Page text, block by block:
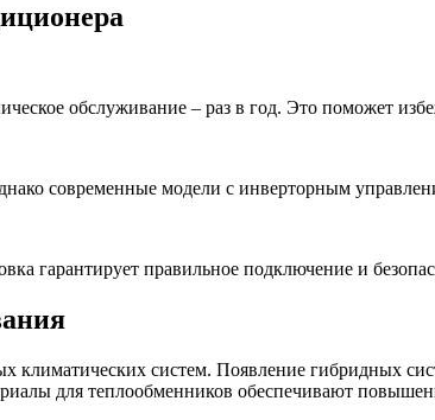
обслуживание – раз в год. Это поможет
современные модели с инверторным
гарантирует правильное подключение и
систем. Появление гибридных
для теплообменников обеспечивают